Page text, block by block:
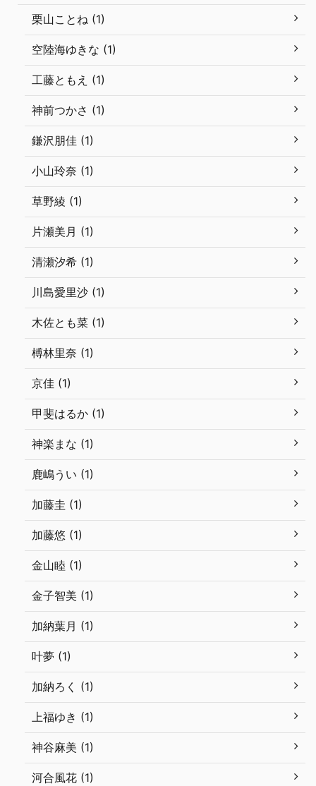
栗山ことね (1)
空陸海ゆきな (1)
工藤ともえ (1)
神前つかさ (1)
鎌沢朋佳 (1)
小山玲奈 (1)
草野綾 (1)
片瀬美月 (1)
清瀬汐希 (1)
川島愛里沙 (1)
木佐とも菜 (1)
榑林里奈 (1)
京佳 (1)
甲斐はるか (1)
神楽まな (1)
鹿嶋うい (1)
加藤圭 (1)
加藤悠 (1)
金山睦 (1)
金子智美 (1)
加納葉月 (1)
叶夢 (1)
加納ろく (1)
上福ゆき (1)
神谷麻美 (1)
河合風花 (1)